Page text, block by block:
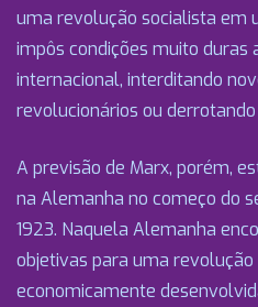
uma revolução socialista em
impôs condições muito
internacional, interditando
revolucionários ou
A previsão de Marx, porém,
na Alemanha no começo do
1923. Naquela Alemanha
objetivas para uma revolução
economicamente